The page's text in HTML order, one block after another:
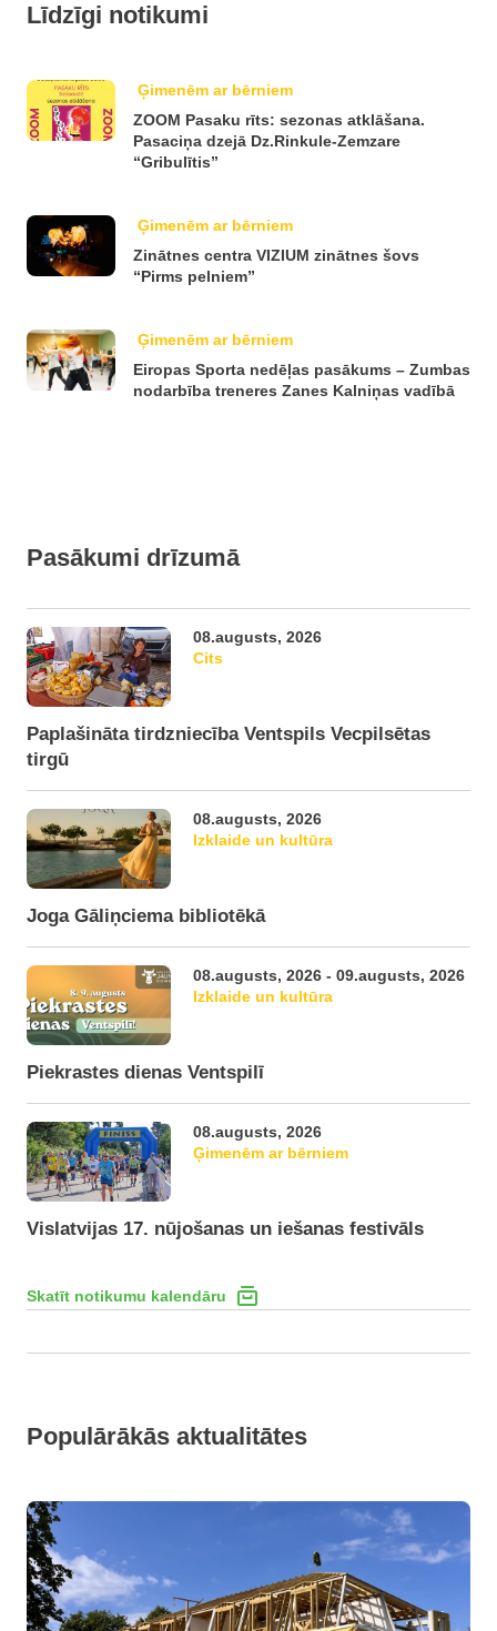
Līdzīgi notikumi
Ģimenēm ar bērniem
ZOOM Pasaku rīts: sezonas atklāšana.
Pasaciņa dzejā Dz.Rinkule-Zemzare
“Gribulītis”
Ģimenēm ar bērniem
Zinātnes centra VIZIUM zinātnes šovs
“Pirms pelniem”
Ģimenēm ar bērniem
Eiropas Sporta nedēļas pasākums – Zumbas
nodarbība treneres Zanes Kalniņas vadībā
Pasākumi drīzumā
08.augusts, 2026
Cits
Paplašināta tirdzniecība Ventspils Vecpilsētas
tirgū
08.augusts, 2026
Izklaide un kultūra
Joga Gāliņciema bibliotēkā
08.augusts, 2026 - 09.augusts, 2026
Izklaide un kultūra
Piekrastes dienas Ventspilī
08.augusts, 2026
Ģimenēm ar bērniem
Vislatvijas 17. nūjošanas un iešanas festivāls
Skatīt notikumu kalendāru
Populārākās aktualitātes